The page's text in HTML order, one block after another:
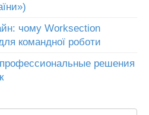
чому Worksection
командної роботи
решения